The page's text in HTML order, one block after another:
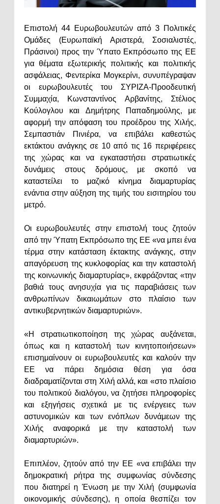
Επιστολή 44 Ευρωβουλευτών από 3 Πολιτικές
Ομάδες (Ευρωπαϊκή Αριστερά, Σοσιαλιστές,
Πράσινοι) προς την Ύπατο Εκπρόσωπο της ΕΕ
για θέματα εξωτερικής πολιτικής και πολιτικής
ασφάλειας, Φεντερίκα Μογκερίνι, συνυπέγραψαν
οι ευρωβουλευτές του ΣΥΡΙΖΑ-Προοδευτική
Συμμαχία, Κωνσταντίνος Αρβανίτης, Στέλιος
Κούλογλου και Δημήτρης Παπαδημούλης, με
αφορμή την απόφαση του προέδρου της Χιλής,
Σεμπαστιάν Πινιέρα, να επιβάλει καθεστώς
εκτάκτου ανάγκης σε 10 από τις 16 περιφέρειες
της χώρας και να εγκαταστήσει στρατιωτικές
δυνάμεις στους δρόμους, με σκοπό να
καταστείλει το μαζικό κίνημα διαμαρτυρίας
ενάντια στην αύξηση της τιμής του εισιτηρίου του
μετρό.
Οι ευρωβουλευτές στην επιστολή τους ζητούν
από την Ύπατη Εκπρόσωπο της ΕΕ «να μπει ένα
τέρμα στην κατάσταση έκτακτης ανάγκης, στην
απαγόρευση της κυκλοφορίας και την καταστολή
της κοινωνικής διαμαρτυρίας», εκφράζοντας «την
βαθιά τους ανησυχία για τις παραβιάσεις των
ανθρωπίνων δικαιωμάτων στο πλαίσιο των
αντικυβερνητικών διαμαρτυριών».
«Η στρατιωτικοποίηση της χώρας αυξάνεται,
όπως και η καταστολή των κινητοποιήσεων»
επισημαίνουν οι ευρωβουλευτές και καλούν την
ΕΕ να πάρει δημόσια θέση για όσα
διαδραματίζονται στη Χιλή αλλά, και «στο πλαίσιο
του πολιτικού διαλόγου, να ζητήσει πληροφορίες
και εξηγήσεις σχετικά με τις ενέργειες των
αστυνομικών και των ενόπλων δυνάμεων της
Χιλής αναφορικά με την καταστολή των
διαμαρτυριών».
Επιπλέον, ζητούν από την ΕΕ «να επιβάλει την
δημοκρατική ρήτρα της συμφωνίας σύνδεσης
που διατηρεί η Ένωση με την Χιλή (συμφωνία
οικονομικής σύνδεσης), η οποία θεσπίζει τον